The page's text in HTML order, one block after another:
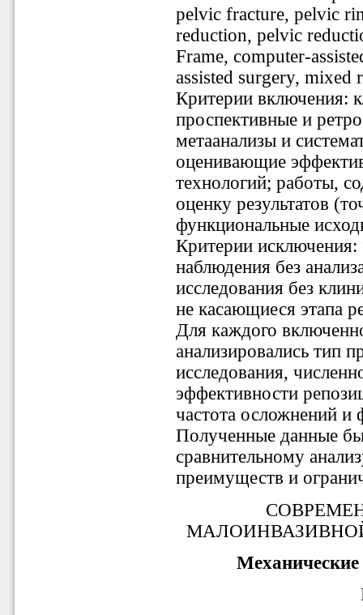
pelvic fracture, pelvic
reduction, pelvic
Frame, computer-
assisted surgery, mixed
Критерии включения:
проспективные и
метаанализы и
оценивающие
технологий; работы,
оценку результатов
функциональные
Критерии исключения:
наблюдения без
исследования без
не касающиеся этапа
Для каждого
анализировались тип
исследования,
эффективности
частота осложнений и
Полученные данные
сравнительному
преимуществ и